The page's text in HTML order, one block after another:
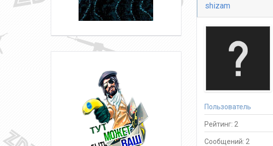
shizam
Пользователь
Рейтинг: 2
Сообщений: 2